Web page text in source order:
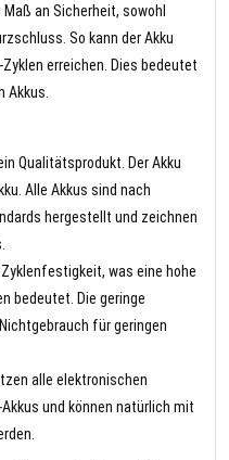
an Sicherheit, sowohl
So kann der Akku
erreichen. Dies bedeutet
Akkus.
Qualitätsprodukt. Der Akku
Alle Akkus sind nach
hergestellt und zeichnen
was eine hohe
bedeutet. Die geringe
für geringen
alle elektronischen
und können natürlich mit